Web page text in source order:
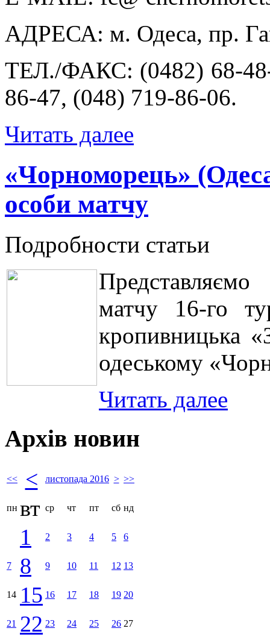
АДРЕСА: м. Одеса, пр.
ТЕЛ./ФАКС: (0482) 68-
86-47, (048) 719-86-06.
Читать далее
«Чорноморець»
особи матчу
Подробности статьи
матчу 16-го
кропивницька
одеському
Читать далее
Архів новин
<< < листопада 2016 > >>
пн вт ср чт пт сб нд
1 2 3 4 5 6
7 8 9 10 11 12 13
14 15 16 17 18 19 20
21 22 23 24 25 26 27